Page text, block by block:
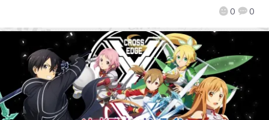
0 0